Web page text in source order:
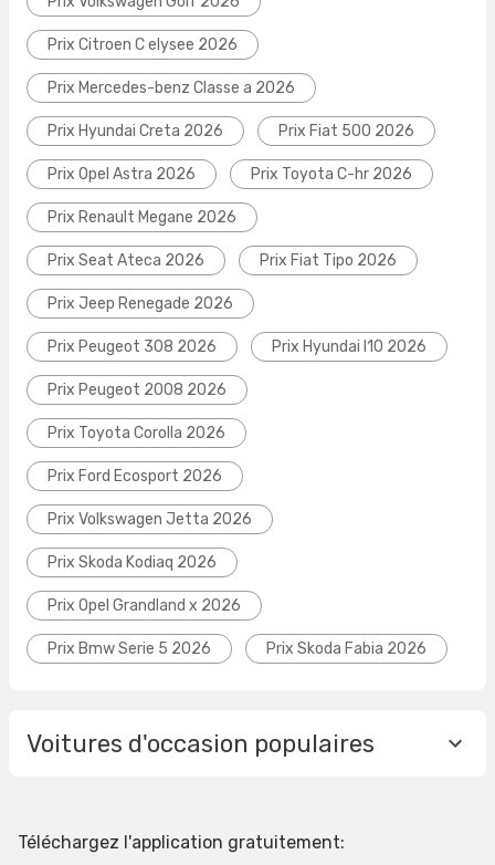
Prix Citroen C elysee 2026
Prix Mercedes-benz Classe a 2026
Prix Hyundai Creta 2026 Prix Fiat 500 2026
Prix Opel Astra 2026 Prix Toyota C-hr 2026
Prix Renault Megane 2026
Prix Seat Ateca 2026 Prix Fiat Tipo 2026
Prix Jeep Renegade 2026
Prix Peugeot 308 2026 Prix Hyundai I10 2026
Prix Peugeot 2008 2026
Prix Toyota Corolla 2026
Prix Ford Ecosport 2026
Prix Volkswagen Jetta 2026
Prix Skoda Kodiaq 2026
Prix Opel Grandland x 2026
Prix Bmw Serie 5 2026 Prix Skoda Fabia 2026
Voitures d'occasion populaires
Téléchargez l'application gratuitement: